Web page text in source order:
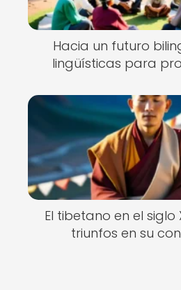
Hacia un futuro
lingüísticas para
El tibetano en el siglo
triunfos en su